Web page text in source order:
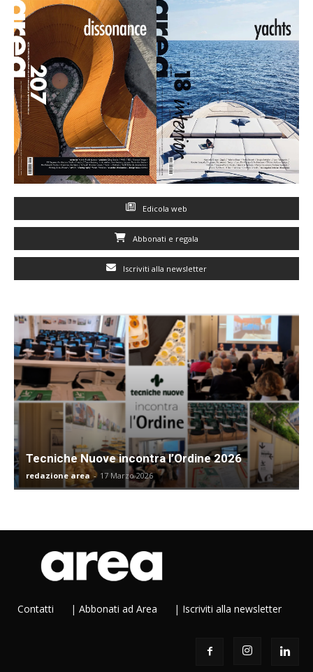
Edicola web
Abbonati e regala
Iscriviti alla newsletter
Tecniche Nuove incontra l’Ordine 2026
redazione area - 17 Marzo 2026
Contatti | Abbonati ad Area | Iscriviti alla newsletter